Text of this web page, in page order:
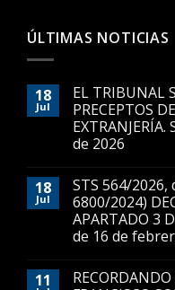
ÚLTIMAS NOTICIAS
18
Jul
EL TRIBUNAL
PRECEPTOS
de 2026
18
Jul
STS 564/2026,
6800/2024)
APARTADO 3
de 16 de
11